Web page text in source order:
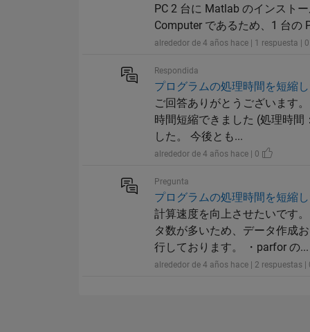
PC 2 台に Matlab のインスト
Computer であるため、1 台の
alrededor de 4 años hace | 1 respuesta | 0
Respondida
プログラムの処理時間を短縮し
ご回答ありがとうございます
時間短縮できました (処理時間
した。 今後とも...
alrededor de 4 años hace | 0
Pregunta
プログラムの処理時間を短縮し
計算速度を向上させたいです
タ数が多いため、データ作成
行しております。 ・parfor の...
alrededor de 4 años hace | 2 respuestas |